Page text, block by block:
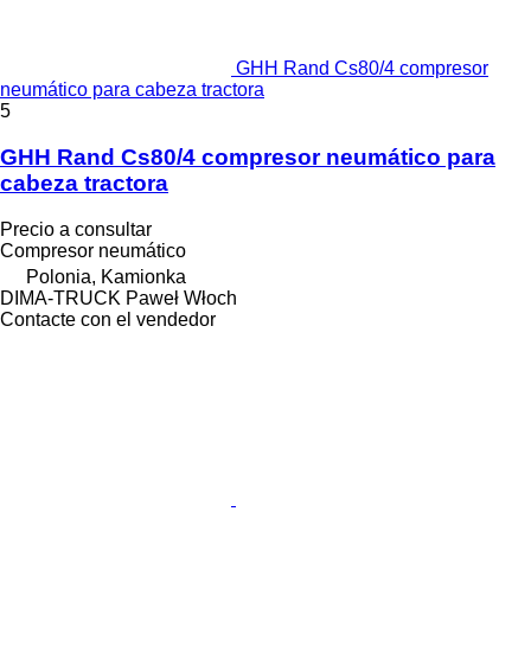
GHH Rand Cs80/4 compresor
neumático para cabeza tractora
5
GHH Rand Cs80/4 compresor neumático para
cabeza tractora
Precio a consultar
Compresor neumático
Polonia, Kamionka
DIMA-TRUCK Paweł Włoch
Contacte con el vendedor